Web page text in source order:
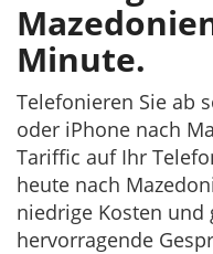
Minute.
Telefonieren Sie ab
oder iPhone nach
Tariffic auf Ihr
heute nach
niedrige Kosten und
hervorragende